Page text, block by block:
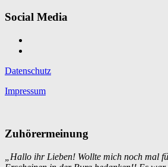
Social Media
Datenschutz
Impressum
Zuhörermeinung
„Hallo ihr Lieben! Wollte mich noch mal